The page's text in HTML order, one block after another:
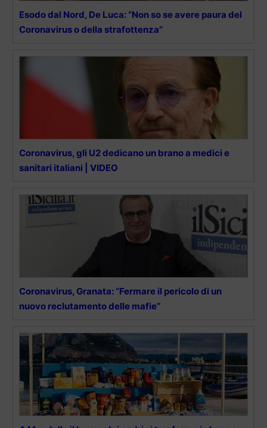
Esodo dal Nord, De Luca: “Non so se avere paura del
Coronavirus o della strafottenza”
Coronavirus, gli U2 dedicano un brano a medici e
sanitari italiani | VIDEO
Coronavirus, Granata: “Fermare il pericolo di un
nuovo reclutamento delle mafie”